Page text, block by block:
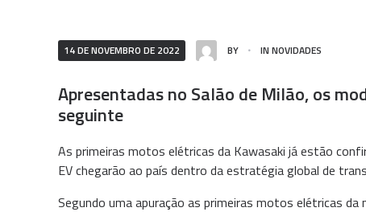
14 DE NOVEMBRO DE 2022 BY INNOVIDADES
Apresentadas no Salão de Milão, os
seguinte
As primeiras motos elétricas da Kawasaki já estão
EV chegarão ao país dentro da estratégia global de
Segundo uma apuração as primeiras motos elétricas